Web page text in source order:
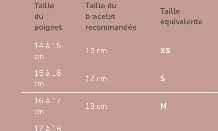
Taille
du
poignet
Taille du
bracelet
recommandée
Taille
équivalente
14 à 15
cm
16 cm XS
15 à 16
cm
17 cm S
16 à 17
cm
18 cm M
17 à 18